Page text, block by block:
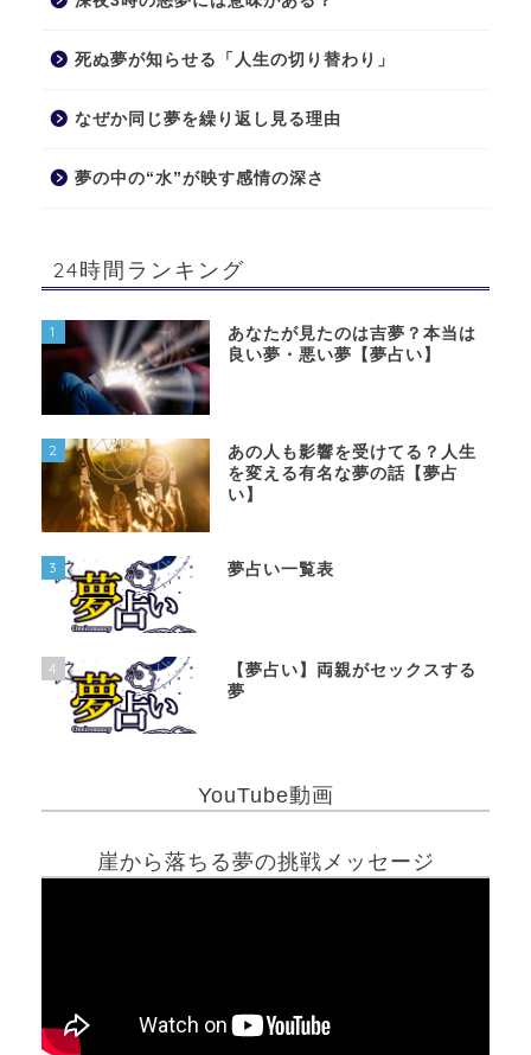
死ぬ夢が知らせる「人生の切り替わり」
なぜか同じ夢を繰り返し見る理由
夢の中の“水”が映す感情の深さ
24時間ランキング
1
あなたが見たのは吉夢？本当は
良い夢・悪い夢【夢占い】
2
あの人も影響を受けてる？人生
を変える有名な夢の話【夢占
い】
3 夢占い一覧表
4
【夢占い】両親がセックスする
夢
YouTube動画
崖から落ちる夢の挑戦メッセージ